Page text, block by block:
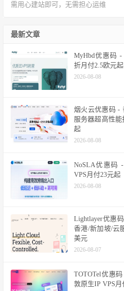
需用心建站即可，无需担心运维
最新文章
MyHbd优惠码
折月付2.5欧元起
2026-08-08
烟火云优惠码 -
服务器超高性
起
2026-08-08
NoSLA优惠码
VPS月付23元起
2026-08-08
Lightlayer优惠
香港/新加坡/云
美元
2026-08-07
TOTOTel优惠
敦原生IP VPS